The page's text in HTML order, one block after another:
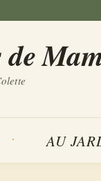
de
AU